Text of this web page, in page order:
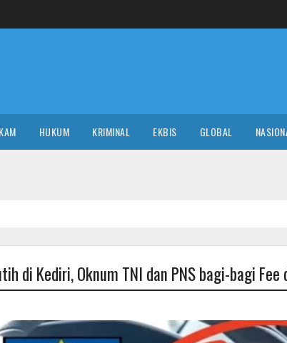
HUKUM KRIMINAL EKBIS GLOBAL
di Kediri, Oknum TNI dan PNS bagi-bagi